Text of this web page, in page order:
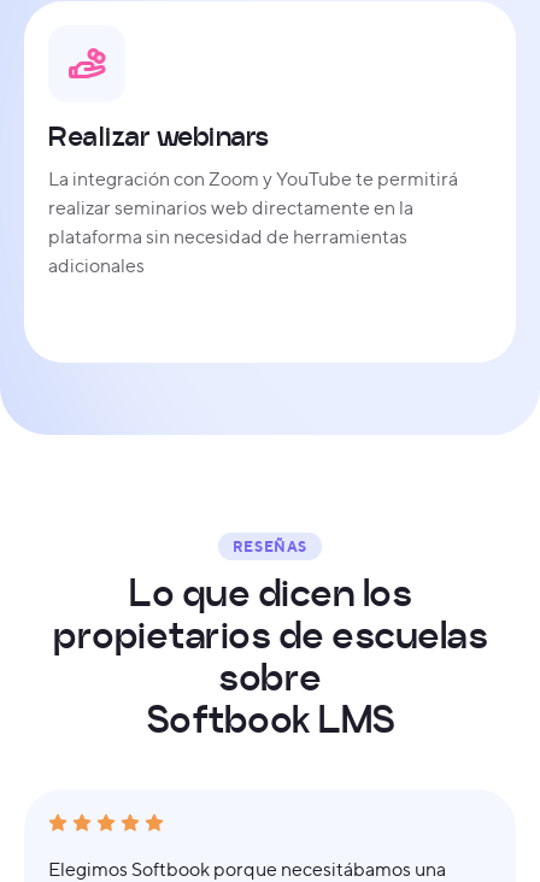
Realizar webinars
La integración con Zoom y YouTube te permitirá
realizar seminarios web directamente en la
plataforma sin necesidad de herramientas
adicionales
RESEÑAS
Lo que dicen os
propietarios de escue as
sobre
Softbook LMS
Elegimos Softbook porque necesitábamos una